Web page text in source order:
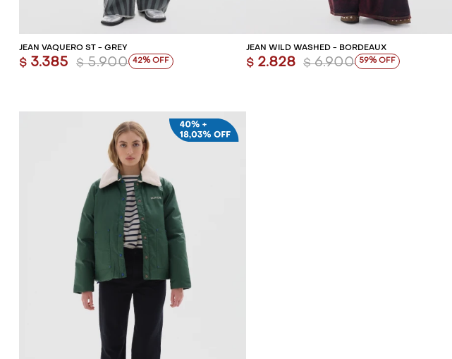
AGREGAR AL CARRITO
JEAN VAQUERO ST - GREY
$ 3.385 $ 5.900 42
AGREGAR AL CARRITO
JEAN WILD WASHED - BORDEAUX
$ 2.828 $ 6.900 59